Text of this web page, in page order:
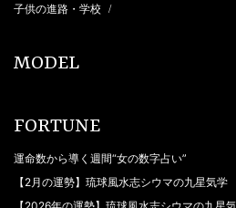
子供の進路・学校 /
MODEL
FORTUNE
運命数から導く週間“女の数字占い”
【2月の運勢】琉球風水志シウマの九星気学